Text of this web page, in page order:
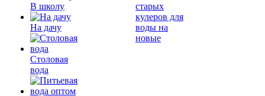
В школу
На дачу
Столовая
вода
старых
кулеров для
воды на
новые